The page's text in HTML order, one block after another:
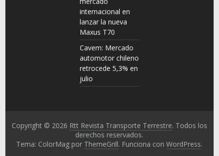
internacional en
lanzar la nueva
Maxus T70
Cavem: Mercado
automotor chileno
retrocede 5,3% en
julio
Copyright © 2026 Rtt Revista Transporte Terrestre. Todos los
derechos reservados.
Tema: ColorMag por ThemeGrill. Funciona conWordPress.